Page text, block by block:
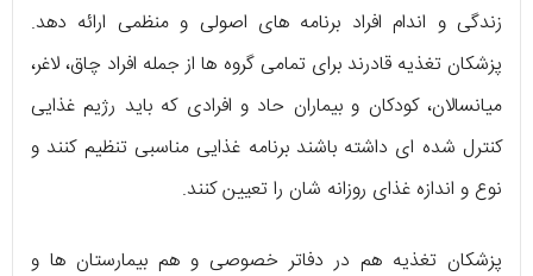
زندگی و اندام افراد برنامه های اصولی و منظمی ارائه دهد.
پزشکان تغذیه قادرند برای تمامی گروه ها از جمله افراد چاق، لاغر،
میانسالان، کودکان و بیماران حاد و افرادی که باید رژیم غذایی
کنترل شده ای داشته باشند برنامه غذایی مناسبی تنظیم کنند و
نوع و اندازه غذای روزانه شان را تعیین کنند.
پزشکان تغذیه هم در دفاتر خصوصی و هم بیمارستان ها و